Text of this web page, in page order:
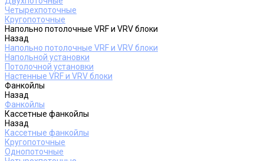
Четырехпоточные
Кругопоточные
Напольно потолочные VRF и VRV блоки
Назад
Напольно потолочные VRF и VRV блоки
Напольной установки
Потолочной установки
Настенные VRF и VRV блоки
Фанкойлы
Назад
Фанкойлы
Кассетные фанкойлы
Назад
Кассетные фанкойлы
Кругопоточные
Однопоточные